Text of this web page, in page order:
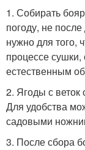
1. Собирать
погоду, не
нужно для того,
процессе сушки,
естественным
2. Ягоды с веток
Для удобства
садовыми
3. После сбора